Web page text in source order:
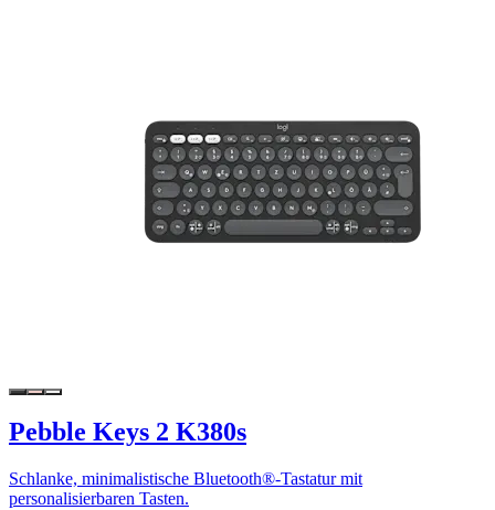
Pebble Keys 2 K380s
Schlanke, minimalistische Bluetooth®-Tastatur mit
personalisierbaren Tasten.